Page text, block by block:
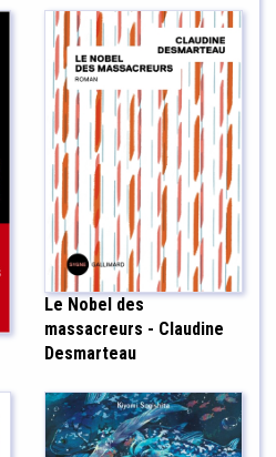
Le Nobel des
massacreurs - Claudine
Desmarteau